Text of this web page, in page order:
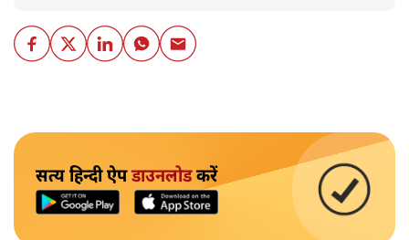
सत्य हिन्दी ऐपडाउनलोडकरें